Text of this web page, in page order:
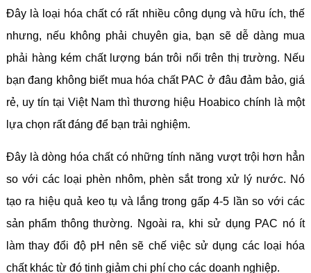
Đây là loại hóa chất có rất nhiều công dụng và hữu ích, thế
nhưng, nếu không phải chuyên gia, bạn sẽ dễ dàng mua
phải hàng kém chất lượng bán trôi nổi trên thị trường. Nếu
bạn đang không biết mua hóa chất PAC ở đâu đảm bảo, giá
rẻ, uy tín tại Việt Nam thì thương hiệu Hoabico chính là một
lựa chọn rất đáng để bạn trải nghiệm.
Đây là dòng hóa chất có những tính năng vượt trội hơn hẳn
so với các loại phèn nhôm, phèn sắt trong xử lý nước. Nó
tạo ra hiệu quả keo tụ và lắng trong gấp 4-5 lần so với các
sản phẩm thông thường. Ngoài ra, khi sử dụng PAC nó ít
làm thay đổi độ pH nên sẽ chế việc sử dụng các loại hóa
chất khác từ đó tinh giảm chi phí cho các doanh nghiệp.